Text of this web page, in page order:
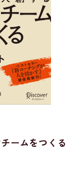
ームをつくる